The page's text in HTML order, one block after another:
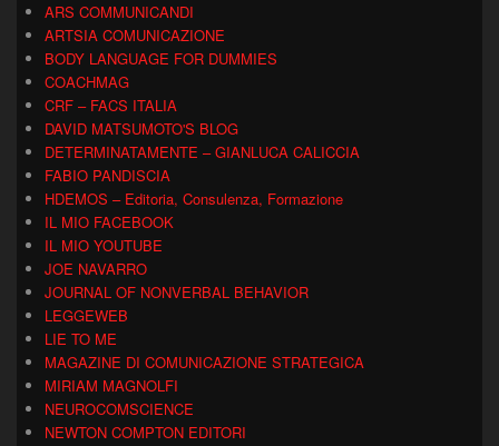
ARS COMMUNICANDI
ARTSIA COMUNICAZIONE
BODY LANGUAGE FOR DUMMIES
COACHMAG
CRF – FACS ITALIA
DAVID MATSUMOTO'S BLOG
DETERMINATAMENTE – GIANLUCA CALICCIA
FABIO PANDISCIA
HDEMOS – Editoria, Consulenza, Formazione
IL MIO FACEBOOK
IL MIO YOUTUBE
JOE NAVARRO
JOURNAL OF NONVERBAL BEHAVIOR
LEGGEWEB
LIE TO ME
MAGAZINE DI COMUNICAZIONE STRATEGICA
MIRIAM MAGNOLFI
NEUROCOMSCIENCE
NEWTON COMPTON EDITORI